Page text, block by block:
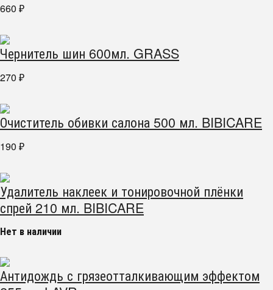
660 ₽
Чернитель шин 600мл. GRASS
270 ₽
Очиститель обивки салона 500 мл. BIBICARE
190 ₽
Удалитель наклеек и тонировочной плёнки
спрей 210 мл. BIBICARE
Нет в наличии
Антидождь с грязеотталкивающим эффектом